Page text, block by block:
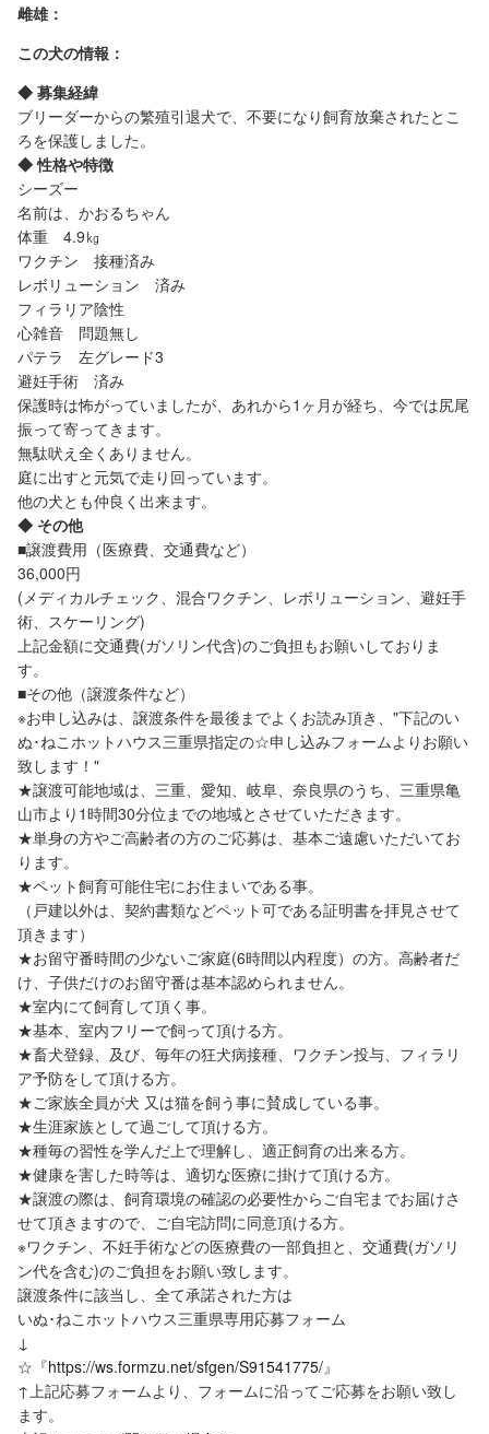
雌雄：
この犬の情報：
◆ 募集経緯
ブリーダーからの繁殖引退犬で、不要になり飼育放棄されたとこ
ろを保護しました。
◆ 性格や特徴
シーズー
名前は、かおるちゃん
体重 4.9㎏
ワクチン 接種済み
レボリューション 済み
フィラリア陰性
心雑音 問題無し
パテラ 左グレード3
避妊手術 済み
保護時は怖がっていましたが、あれから1ヶ月が経ち、今では尻尾
振って寄ってきます。
無駄吠え全くありません。
庭に出すと元気で走り回っています。
他の犬とも仲良く出来ます。
◆ その他
■譲渡費用（医療費、交通費など）
36,000円
(メディカルチェック、混合ワクチン、レボリューション、避妊手
術、スケーリング)
上記金額に交通費(ガソリン代含)のご負担もお願いしておりま
す。
■その他（譲渡条件など）
※お申し込みは、譲渡条件を最後までよくお読み頂き、"下記のい
ぬ･ねこホットハウス三重県指定の☆申し込みフォームよりお願い
致します！"
★譲渡可能地域は、三重、愛知、岐阜、奈良県のうち、三重県亀
山市より1時間30分位までの地域とさせていただきます。
★単身の方やご高齢者の方のご応募は、基本ご遠慮いただいてお
ります。
★ペット飼育可能住宅にお住まいである事。
（戸建以外は、契約書類などペット可である証明書を拝見させて
頂きます）
★お留守番時間の少ないご家庭(6時間以内程度）の方。高齢者だ
け、子供だけのお留守番は基本認められません。
★室内にて飼育して頂く事。
★基本、室内フリーで飼って頂ける方。
★畜犬登録、及び、毎年の狂犬病接種、ワクチン投与、フィラリ
ア予防をして頂ける方。
★ご家族全員が犬 又は猫を飼う事に賛成している事。
★生涯家族として過ごして頂ける方。
★種毎の習性を学んだ上で理解し、適正飼育の出来る方。
★健康を害した時等は、適切な医療に掛けて頂ける方。
★譲渡の際は、飼育環境の確認の必要性からご自宅までお届けさ
せて頂きますので、ご自宅訪問に同意頂ける方。
※ワクチン、不妊手術などの医療費の一部負担と、交通費(ガソリ
ン代を含む)のご負担をお願い致します。
譲渡条件に該当し、全て承諾された方は
いぬ･ねこホットハウス三重県専用応募フォーム
↓
☆『https://ws.formzu.net/sfgen/S91541775/』
↑上記応募フォームより、フォームに沿ってご応募をお願い致し
ます。